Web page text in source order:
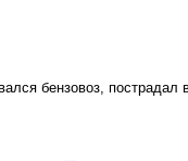
бензовоз,